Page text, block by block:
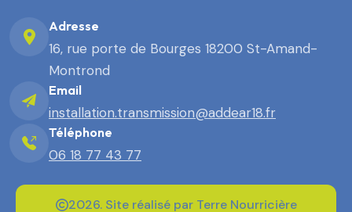
Adresse
16, rue porte de Bourges 18200 St-Amand-
Montrond
Email
installation.transmission@addear18.fr
Téléphone
06 18 77 43 77
2026. Site réalisé par Terre Nourricière